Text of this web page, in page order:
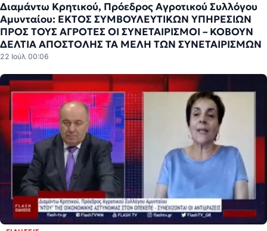
Διαμάντω Κρητικού, Πρόεδρος Αγροτικού Συλλόγου
Αμυνταίου: ΕΚΤΟΣ ΣΥΜΒΟΥΛΕΥΤΙΚΩΝ ΥΠΗΡΕΣΙΩΝ
ΠΡΟΣ ΤΟΥΣ ΑΓΡΟΤΕΣ ΟΙ ΣΥΝΕΤΑΙΡΙΣΜΟΙ – ΚΟΒΟΥΝ
ΔΕΛΤΙΑ ΑΠΟΣΤΟΛΗΣ ΤΑ ΜΕΛΗ ΤΩΝ ΣΥΝΕΤΑΙΡΙΣΜΩΝ
22 Ιούλ 00:06